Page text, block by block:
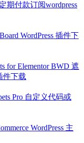
期付款订阅wordpress
WordPress 插件下
for Elementor BWD 遮
件下载
Pro 自定义代码或
WordPress 主